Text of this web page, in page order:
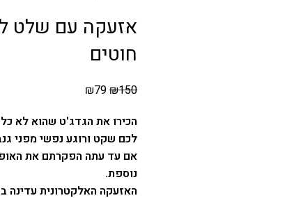
אזעקה עם שלט
חוטים
₪150
₪79
הכירו את הגדג'ט שהוא לא
לכם שקט ורוגע נפשי מפני
אם עד עתה הפקרתם את
נוספת.
האזעקה האלקטרונית עדינה